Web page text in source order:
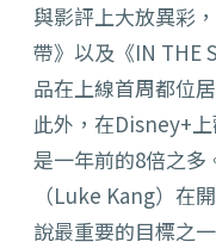
與影評上大放異彩
帶》以及《IN THE
品在上線首周都位
此外，在Disney+
是一年前的8倍之多
（Luke Kang）在
說最重要的目標之